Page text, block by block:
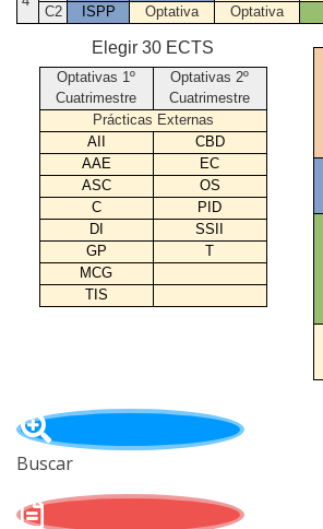
C2
ISPP Optativa Optativa
Elegir 30 ECTS
Optativas 1º
Cuatrimestre
Optativas 2º
Cuatrimestre
Prácticas Externas
AII
CBD
AAE
EC
ASC
OS
C
PID
DI
SSII
GP
MCG
TIS
Buscar